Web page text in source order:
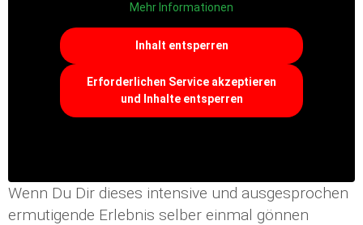
Mehr Informationen
Inhalt entsperren
Erforderlichen Service akzeptieren
und Inhalte entsperren
Wenn Du Dir dieses intensive und ausgesprochen
ermutigende Erlebnis selber einmal gönnen